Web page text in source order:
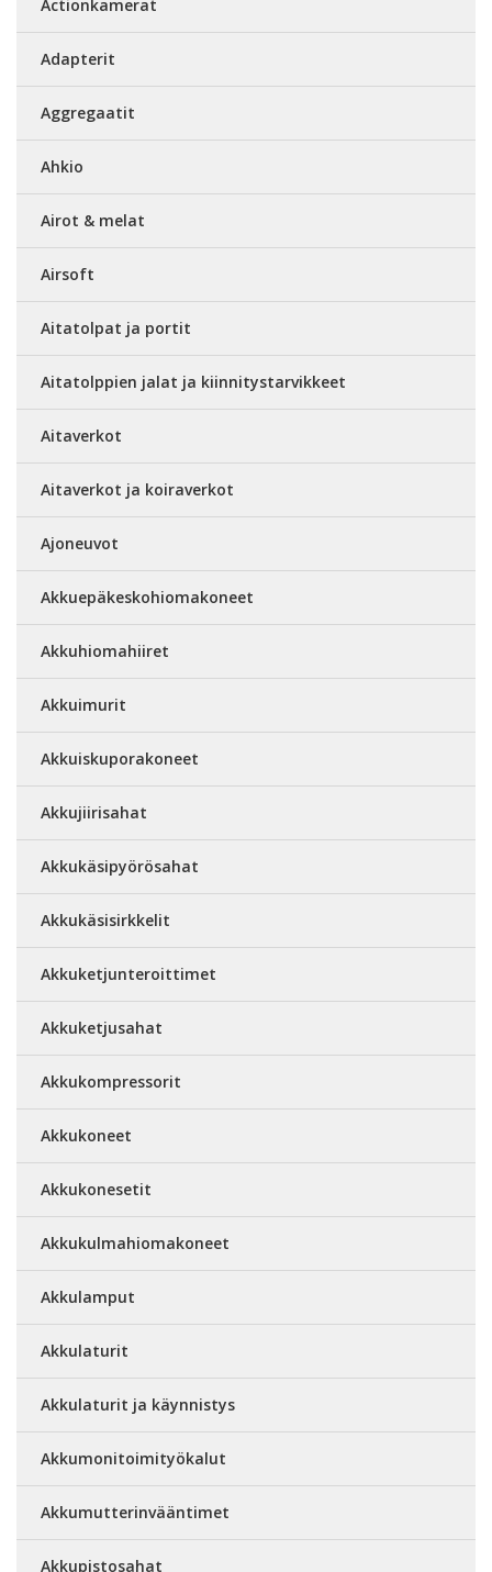
Actionkamerat
Adapterit
Aggregaatit
Ahkio
Airot & melat
Airsoft
Aitatolpat ja portit
Aitatolppien jalat ja kiinnitystarvikkeet
Aitaverkot
Aitaverkot ja koiraverkot
Ajoneuvot
Akkuepäkeskohiomakoneet
Akkuhiomahiiret
Akkuimurit
Akkuiskuporakoneet
Akkujiirisahat
Akkukäsipyörösahat
Akkukäsisirkkelit
Akkuketjunteroittimet
Akkuketjusahat
Akkukompressorit
Akkukoneet
Akkukonesetit
Akkukulmahiomakoneet
Akkulamput
Akkulaturit
Akkulaturit ja käynnistys
Akkumonitoimityökalut
Akkumutterinvääntimet
Akkupistosahat